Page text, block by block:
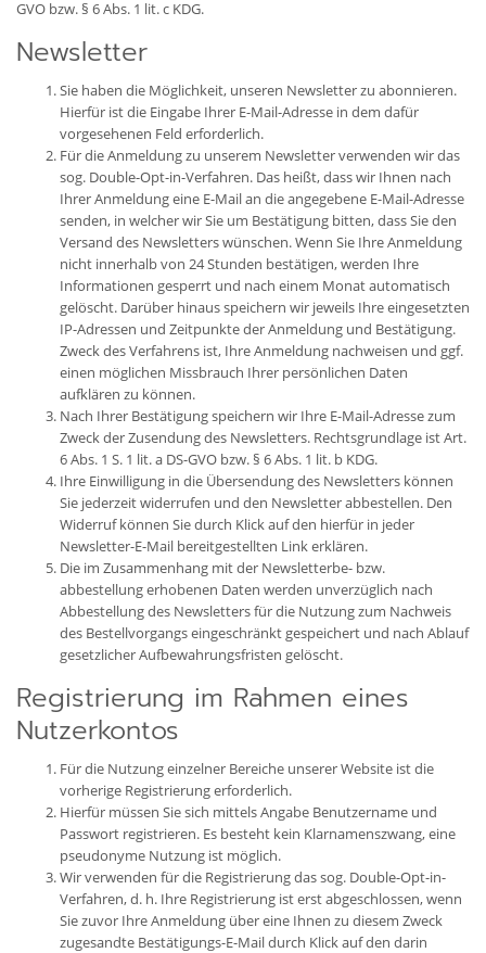
GVO bzw. § 6 Abs. 1 lit. c KDG.
Newsletter
Sie haben die Möglichkeit, unseren Newsletter zu abonnieren.
Hierfür ist die Eingabe Ihrer E-Mail-Adresse in dem dafür
vorgesehenen Feld erforderlich.
Für die Anmeldung zu unserem Newsletter verwenden wir das
sog. Double-Opt-in-Verfahren. Das heißt, dass wir Ihnen nach
Ihrer Anmeldung eine E-Mail an die angegebene E-Mail-Adresse
senden, in welcher wir Sie um Bestätigung bitten, dass Sie den
Versand des Newsletters wünschen. Wenn Sie Ihre Anmeldung
nicht innerhalb von 24 Stunden bestätigen, werden Ihre
Informationen gesperrt und nach einem Monat automatisch
gelöscht. Darüber hinaus speichern wir jeweils Ihre eingesetzten
IP-Adressen und Zeitpunkte der Anmeldung und Bestätigung.
Zweck des Verfahrens ist, Ihre Anmeldung nachweisen und ggf.
einen möglichen Missbrauch Ihrer persönlichen Daten
aufklären zu können.
Nach Ihrer Bestätigung speichern wir Ihre E-Mail-Adresse zum
Zweck der Zusendung des Newsletters. Rechtsgrundlage ist Art.
6 Abs. 1 S. 1 lit. a DS-GVO bzw. § 6 Abs. 1 lit. b KDG.
Ihre Einwilligung in die Übersendung des Newsletters können
Sie jederzeit widerrufen und den Newsletter abbestellen. Den
Widerruf können Sie durch Klick auf den hierfür in jeder
Newsletter-E-Mail bereitgestellten Link erklären.
Die im Zusammenhang mit der Newsletterbe- bzw.
abbestellung erhobenen Daten werden unverzüglich nach
Abbestellung des Newsletters für die Nutzung zum Nachweis
des Bestellvorgangs eingeschränkt gespeichert und nach Ablauf
gesetzlicher Aufbewahrungsfristen gelöscht.
Registrierung im Rahmen eines
Nutzerkontos
Für die Nutzung einzelner Bereiche unserer Website ist die
vorherige Registrierung erforderlich.
Hierfür müssen Sie sich mittels Angabe Benutzername und
Passwort registrieren. Es besteht kein Klarnamenszwang, eine
pseudonyme Nutzung ist möglich.
Wir verwenden für die Registrierung das sog. Double-Opt-in-
Verfahren, d. h. Ihre Registrierung ist erst abgeschlossen, wenn
Sie zuvor Ihre Anmeldung über eine Ihnen zu diesem Zweck
zugesandte Bestätigungs-E-Mail durch Klick auf den darin